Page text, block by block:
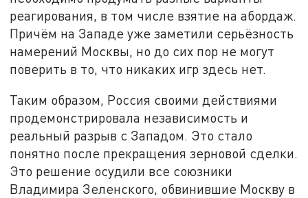
реагирования, в том числе взятие на абордаж.
Причём на Западе уже заметили серьёзность
намерений Москвы, но до сих пор не могут
поверить в то, что никаких игр здесь нет.
Таким образом, Россия своими действиями
продемонстрировала независимость и
реальный разрыв с Западом. Это стало
понятно после прекращения зерновой сделки.
Это решение осудили все союзники
Владимира Зеленского, обвинившие Москву в